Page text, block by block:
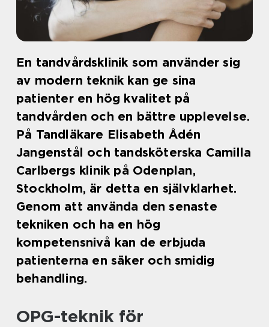
En tandvårdsklinik som använder sig
av modern teknik kan ge sina
patienter en hög kvalitet på
tandvården och en bättre upplevelse.
På Tandläkare Elisabeth Ådén
Jangenstål och tandsköterska Camilla
Carlbergs klinik på Odenplan,
Stockholm, är detta en självklarhet.
Genom att använda den senaste
tekniken och ha en hög
kompetensnivå kan de erbjuda
patienterna en säker och smidig
behandling.
OPG-teknik för